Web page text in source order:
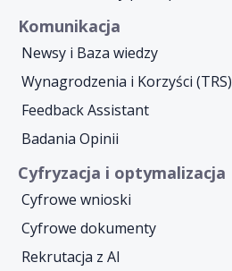
Komunikacja
Newsy i Baza wiedzy
Wynagrodzenia i Korzyści (TRS)
Feedback Assistant
Badania Opinii
Cyfryzacja i optymalizacja
Cyfrowe wnioski
Cyfrowe dokumenty
Rekrutacja z AI